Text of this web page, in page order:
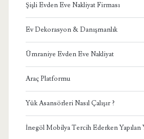
Şişli Evden Eve Nakliyat Firması
Ev Dekorasyon & Danışmanlık
Ümraniye Evden Eve Nakliyat
Araç Platformu
Yük Asansörleri Nasıl Çalışır ?
İnegöl Mobilya Tercih Ederken Yapılan